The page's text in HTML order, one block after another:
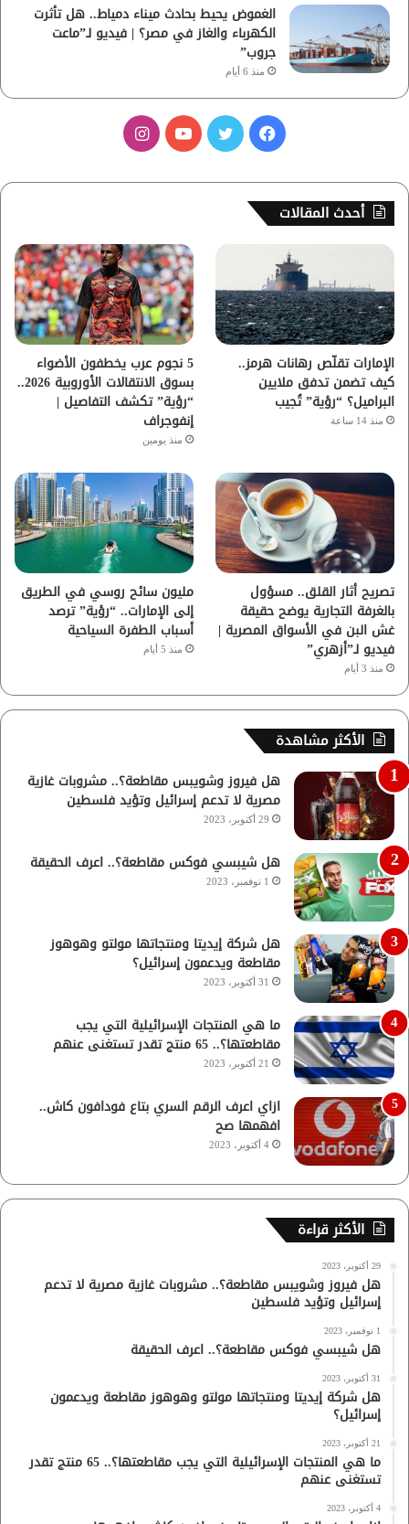
الغموض يحيط بحادث ميناء دمياط.. هل تأثرت
الكهرباء والغاز في مصر؟ | فيديو لـ”ماعت
جروب”
منذ 6 أيام
س
ب
ك
ي
و
ب
ت
ق
ر
م
أحدث المقالات
الإمارات تقلّص رهانات هرمز..
كيف تضمن تدفق ملايين
البراميل؟ “رؤية” تُجيب
منذ 14 ساعة
5 نجوم عرب يخطفون الأضواء
بسوق الانتقالات الأوروبية 2026..
“رؤية” تكشف التفاصيل |
إنفوجراف
منذ يومين
تصريح أثار القلق.. مسؤول
بالغرفة التجارية يوضح حقيقة
غش البن في الأسواق المصرية |
فيديو لـ”أزهري”
منذ 3 أيام
مليون سائح روسي في الطريق
إلى الإمارات.. “رؤية” ترصد
أسباب الطفرة السياحية
منذ 5 أيام
الأكثر مشاهدة
هل فيروز وشويبس مقاطعة؟.. مشروبات غازية
مصرية لا تدعم إسرائيل وتؤيد فلسطين
29 أكتوبر، 2023
هل شيبسي فوكس مقاطعة؟.. اعرف الحقيقة
1 نوفمبر، 2023
هل شركة إيديتا ومنتجاتها مولتو وهوهوز
مقاطعة ويدعمون إسرائيل؟
31 أكتوبر، 2023
ما هي المنتجات الإسرائيلية التي يجب
مقاطعتها؟.. 65 منتج تقدر تستغنى عنهم
21 أكتوبر، 2023
ازاي اعرف الرقم السري بتاع فودافون كاش..
افهمها صح
4 أكتوبر، 2023
الأكثر قراءة
29 أكتوبر، 2023
هل فيروز وشويبس مقاطعة؟.. مشروبات غازية مصرية لا تدعم
إسرائيل وتؤيد فلسطين
1 نوفمبر، 2023
هل شيبسي فوكس مقاطعة؟.. اعرف الحقيقة
31 أكتوبر، 2023
هل شركة إيديتا ومنتجاتها مولتو وهوهوز مقاطعة ويدعمون
إسرائيل؟
21 أكتوبر، 2023
ما هي المنتجات الإسرائيلية التي يجب مقاطعتها؟.. 65 منتج تقدر
تستغنى عنهم
4 أكتوبر، 2023